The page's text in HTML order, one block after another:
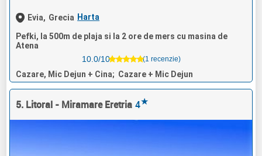
Evia, Grecia Harta
Pefki, la 500m de plaja si la 2 ore de mers cu masina de
Atena
10.0/10
(1 recenzie)
Cazare, Mic Dejun + Cina; Cazare + Mic Dejun
5. Litoral - Miramare Eretria 4★